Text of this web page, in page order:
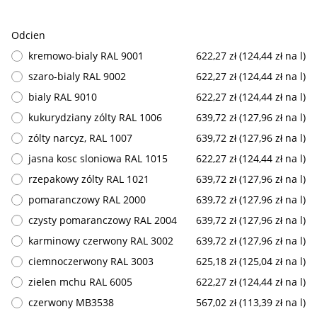
Odcien
kremowo-bialy RAL 9001
622,27 zł (124,44 zł na l)
szaro-bialy RAL 9002
622,27 zł (124,44 zł na l)
bialy RAL 9010
622,27 zł (124,44 zł na l)
kukurydziany zólty RAL 1006
639,72 zł (127,96 zł na l)
zólty narcyz, RAL 1007
639,72 zł (127,96 zł na l)
jasna kosc sloniowa RAL 1015
622,27 zł (124,44 zł na l)
rzepakowy zólty RAL 1021
639,72 zł (127,96 zł na l)
pomaranczowy RAL 2000
639,72 zł (127,96 zł na l)
czysty pomaranczowy RAL 2004
639,72 zł (127,96 zł na l)
karminowy czerwony RAL 3002
639,72 zł (127,96 zł na l)
ciemnoczerwony RAL 3003
625,18 zł (125,04 zł na l)
zielen mchu RAL 6005
622,27 zł (124,44 zł na l)
czerwony MB3538
567,02 zł (113,39 zł na l)